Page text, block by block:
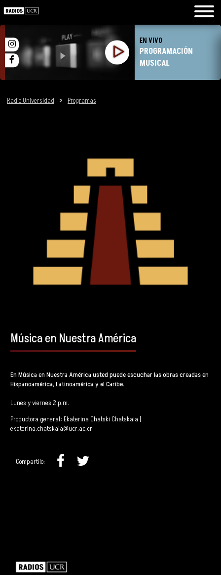
EN VIVO
PROGRAMACIÓN
MUSICAL
Radio Universidad > Programas
Música en Nuestra América
En Música en Nuestra América usted puede escuchar las obras creadas en
Hispanoamérica, Latinoamérica y el Caribe.
Lunes y viernes 2 p.m.
Productora general: Ekaterina Chatski Chatskaia |
ekaterina.chatskaia@ucr.ac.cr
Compartilo: